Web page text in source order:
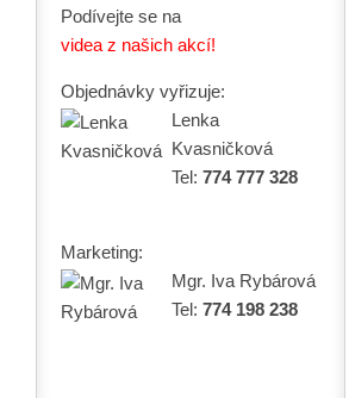
Podívejte se na
videa z našich akcí!
Objednávky vyřizuje:
Lenka
Kvasničková
Tel: 774 777 328
Marketing:
Mgr. Iva Rybárová
Tel: 774 198 238